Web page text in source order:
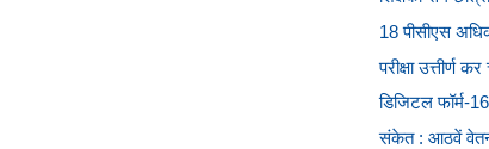
18 पीसीएस
परीक्षा उत्तीर्ण
डिजिटल फॉर्म-
संकेत : आठवें वेतन